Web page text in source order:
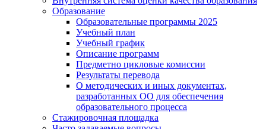
Образование
Образовательные программы 2025
Учебный план
Учебный график
Описание программ
Предметно цикловые комиссии
Результаты перевода
О методических и иных документах,
разработанных ОО для обеспечения
образовательного процесса
Стажировочная площадка